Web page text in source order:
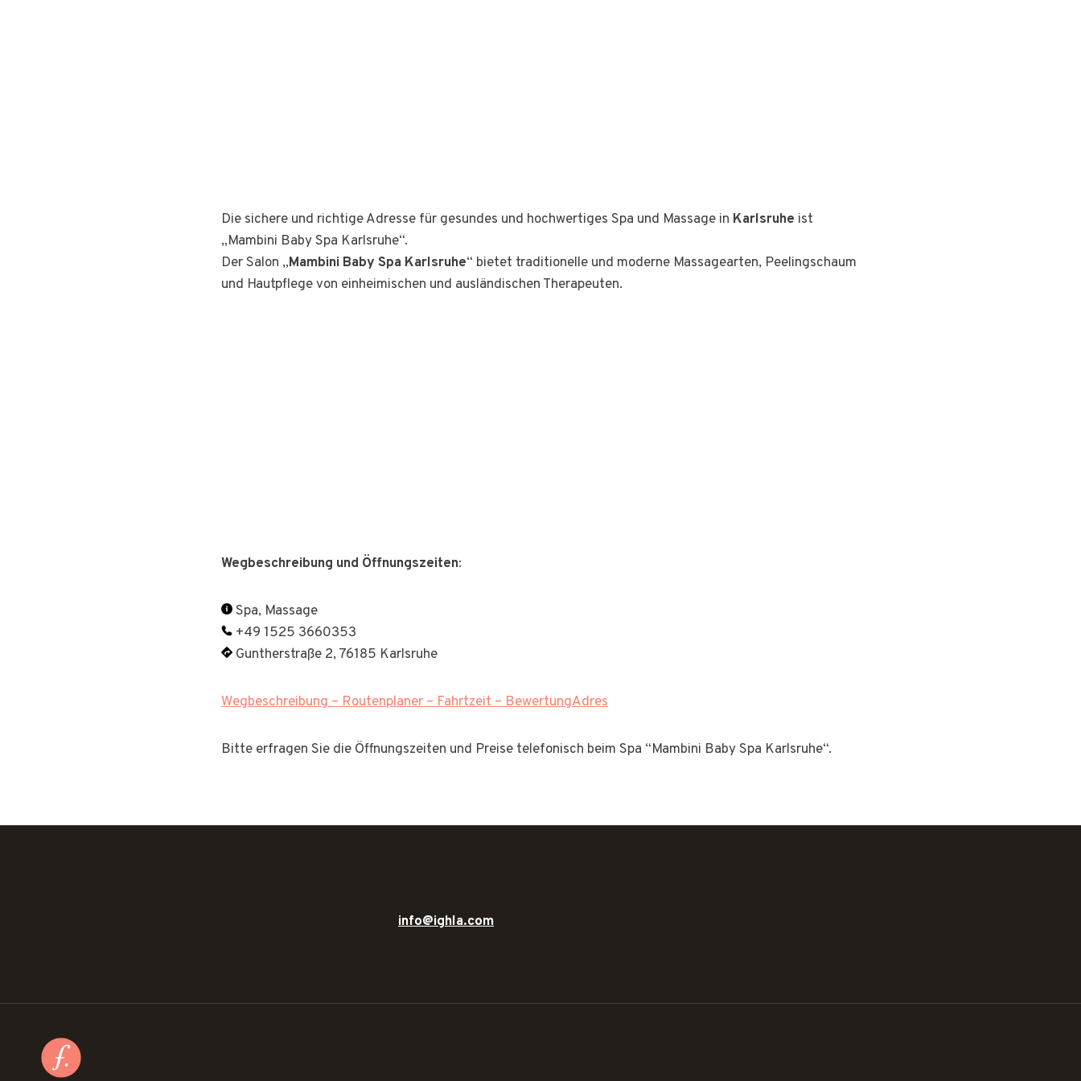
Die sichere und richtige Adresse für gesundes und hochwertiges Spa und Massage in Karlsruhe ist
„Mambini Baby Spa Karlsruhe“.
Der Salon „Mambini Baby Spa Karlsruhe“ bietet traditionelle und moderne Massagearten, Peelingschaum
und Hautpflege von einheimischen und ausländischen Therapeuten.
Wegbeschreibung und Öffnungszeiten:
Spa, Massage
+49 1525 3660353
Guntherstraße 2, 76185 Karlsruhe
Wegbeschreibung – Routenplaner – Fahrtzeit – BewertungAdres
Bitte erfragen Sie die Öffnungszeiten und Preise telefonisch beim Spa “Mambini Baby Spa Karlsruhe“.
info@ighla.com